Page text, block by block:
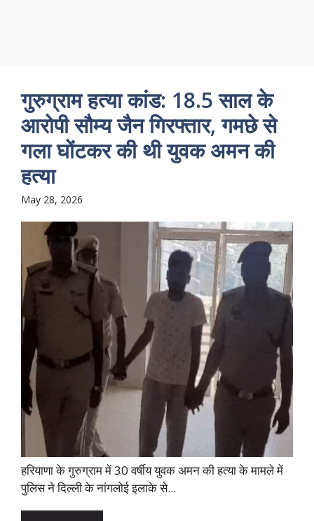
गुरुग्राम हत्या कांड: 18.5 साल के
आरोपी सौम्य जैन गिरफ्तार, गमछे से
गला घोंटकर की थी युवक अमन की
हत्या
May 28, 2026
हरियाणा के गुरुग्राम में 30 वर्षीय युवक अमन की हत्या के मामले में
पुलिस ने दिल्ली के नांगलोई इलाके से...